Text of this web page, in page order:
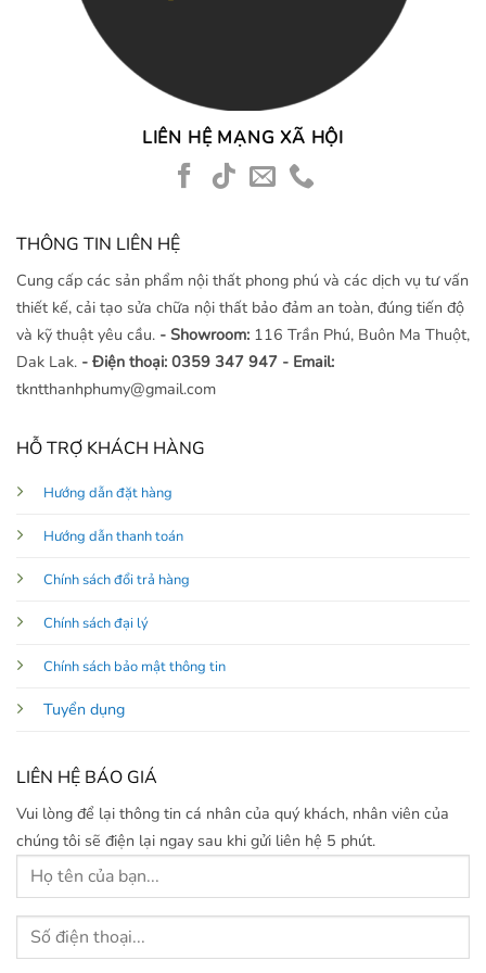
LIÊN HỆ MẠNG XÃ HỘI
THÔNG TIN LIÊN HỆ
Cung cấp các sản phẩm nội thất phong phú và các dịch vụ tư vấn
thiết kế, cải tạo sửa chữa nội thất bảo đảm an toàn, đúng tiến độ
và kỹ thuật yêu cầu. - Showroom: 116 Trần Phú, Buôn Ma Thuột,
Dak Lak. - Điện thoại: 0359 347 947 - Email:
tkntthanhphumy@gmail.com
HỖ TRỢ KHÁCH HÀNG
Hướng dẫn đặt hàng
Hướng dẫn thanh toán
Chính sách đổi trả hàng
Chính sách đại lý
Chính sách bảo mật thông tin
Tuyển dụng
LIÊN HỆ BÁO GIÁ
Vui lòng để lại thông tin cá nhân của quý khách, nhân viên của
chúng tôi sẽ điện lại ngay sau khi gửi liên hệ 5 phút.